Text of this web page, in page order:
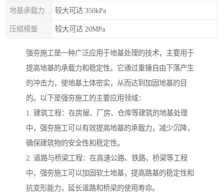
较大可达 350kPa
压缩模量 较大可达 20MPa
强夯施工是一种广泛应用于地基处理的技术，主要用于
提高地基的承载力和稳定性。它通过重锤自由下落产生
的冲击力，使地基土体密实，从而达到加固地基的目
的。以下是强夯施工的主要应用领域：
1. 建筑工程：在房屋、厂房、仓库等建筑的地基处理
中，强夯施工可以有效提高地基的承载力，减少沉降，
确保建筑物的安全性和稳定性。
2. 道路与桥梁工程：在高速公路、铁路、桥梁等工程
中，强夯施工可以加固软土地基，提高路基的稳定性和
抗变形能力，延长道路和桥梁的使用寿命。